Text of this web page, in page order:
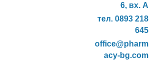
6, вх. А
тел. 0893 218
645
office@pharm
acy-bg.com